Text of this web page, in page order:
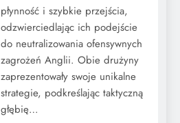
płynność i szybkie przejścia,
odzwierciedlając ich podejście
do neutralizowania ofensywnych
zagrożeń Anglii. Obie drużyny
zaprezentowały swoje unikalne
strategie, podkreślając taktyczną
głębię…